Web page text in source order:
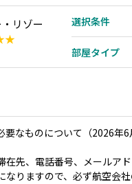
リゾー
選択条件
部屋タイプ
なものについて（2026年6
在先、電話番号、メールアド
りますので、必ず航空会社